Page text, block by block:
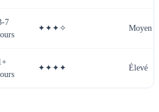
7
✦✦✦✧ Moyen
✦✦✦✦ Élevé